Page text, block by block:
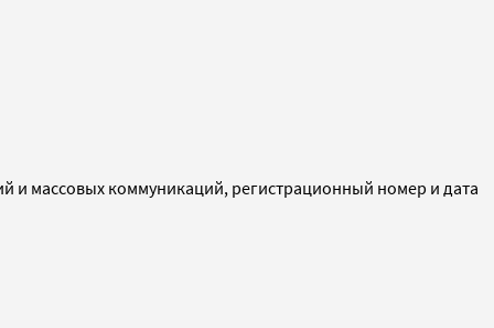
и массовых коммуникаций, регистрационный номер и дата